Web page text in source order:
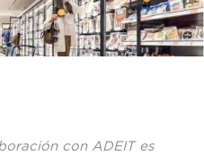
con ADEIT es